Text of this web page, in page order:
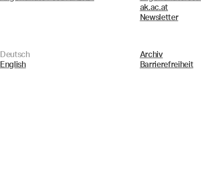
ak.ac.at
Newsletter
Deutsch
English
Archiv
Barrierefreiheit